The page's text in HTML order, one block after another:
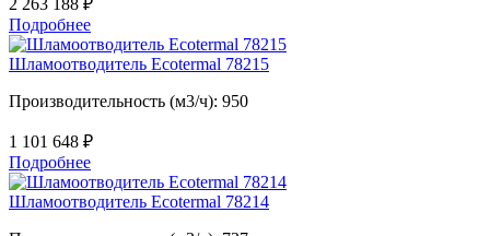
2 263 188 ₽
Подробнее
Шламоотводитель Ecotermal 78215
Производительность (м3/ч): 950
1 101 648 ₽
Подробнее
Шламоотводитель Ecotermal 78214